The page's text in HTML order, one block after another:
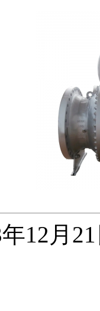
12月